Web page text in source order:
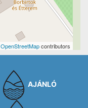
OpenStreetMapcontributors
AJÁNLÓ